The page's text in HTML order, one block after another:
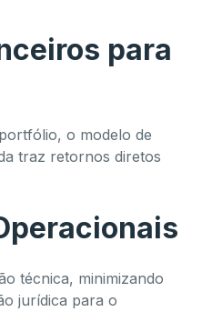
para
o modelo de
traz retornos diretos
técnica, minimizando
jurídica para o